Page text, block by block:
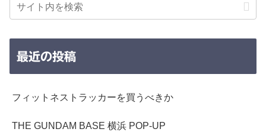
最近の投稿
フィットネストラッカーを買うべきか
THE GUNDAM BASE 横浜 POP-UP